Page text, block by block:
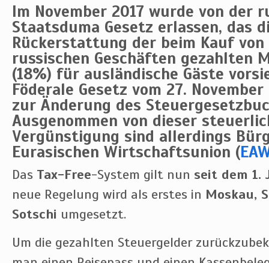
Im November 2017 wurde von der
Staatsduma Gesetz erlassen, das
Rückerstattung der beim Kauf von
russischen Geschäften gezahlten
(18%) für ausländische Gäste
Föderale Gesetz vom 27.
zur Änderung des
Ausgenommen von dieser
Vergünstigung sind allerdings
Eurasischen Wirtschaftsunion (
Das Tax-Free-System gilt nun seit dem 1.
neue Regelung wird als erstes in Moskau,
Sotschi umgesetzt.
Um die gezahlten Steuergelder